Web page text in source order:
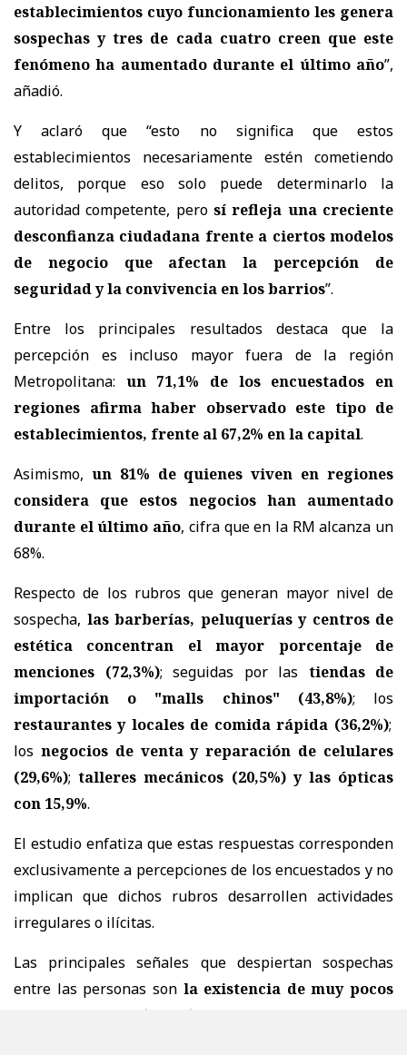
establecimientos cuyo funcionamiento les genera
sospechas y tres de cada cuatro creen que este
fenómeno ha aumentado durante el último año”,
añadió.
Y aclaró que “esto no significa que estos
establecimientos necesariamente estén cometiendo
delitos, porque eso solo puede determinarlo la
autoridad competente, perosí refleja una creciente
desconfianza ciudadana frente a ciertos modelos
de negocio que afectan la percepción de
seguridad y la convivencia en los barrios”.
Entre los principales resultados destaca que la
percepción es incluso mayor fuera de la región
Metropolitana: un 71,1% de los encuestados en
regiones afirma haber observado este tipo de
establecimientos, frente al 67,2% en la capital.
Asimismo, un 81% de quienes viven en regiones
considera que estos negocios han aumentado
durante el último año, cifra que en la RM alcanza un
68%.
Respecto de los rubros que generan mayor nivel de
sospecha, las barberías, peluquerías y centros de
estética concentran el mayor porcentaje de
menciones (72,3%); seguidas por las tiendas de
importación o "malls chinos" (43,8%); los
restaurantes y locales de comida rápida (36,2%);
los negocios de venta y reparación de celulares
(29,6%);talleres mecánicos (20,5%) y las ópticas
con 15,9%.
El estudio enfatiza que estas respuestas corresponden
exclusivamente a percepciones de los encuestados y no
implican que dichos rubros desarrollen actividades
irregulares o ilícitas.
Las principales señales que despiertan sospechas
entre las personas son la existencia de muy pocos
clientes visibles (63,1%), la no entrega de boletas